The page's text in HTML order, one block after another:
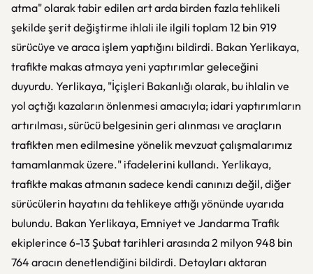
atma" olarak tabir edilen art arda birden fazla tehlikeli
şekilde şerit değiştirme ihlali ile ilgili toplam 12 bin 919
sürücüye ve araca işlem yaptığını bildirdi. Bakan Yerlikaya,
trafikte makas atmaya yeni yaptırımlar geleceğini
duyurdu. Yerlikaya, "İçişleri Bakanlığı olarak, bu ihlalin ve
yol açtığı kazaların önlenmesi amacıyla; idari yaptırımların
artırılması, sürücü belgesinin geri alınması ve araçların
trafikten men edilmesine yönelik mevzuat çalışmalarımız
tamamlanmak üzere." ifadelerini kullandı. Yerlikaya,
trafikte makas atmanın sadece kendi canınızı değil, diğer
sürücülerin hayatını da tehlikeye attığı yönünde uyarıda
bulundu. Bakan Yerlikaya, Emniyet ve Jandarma Trafik
ekiplerince 6-13 Şubat tarihleri arasında 2 milyon 948 bin
764 aracın denetlendiğini bildirdi. Detayları aktaran